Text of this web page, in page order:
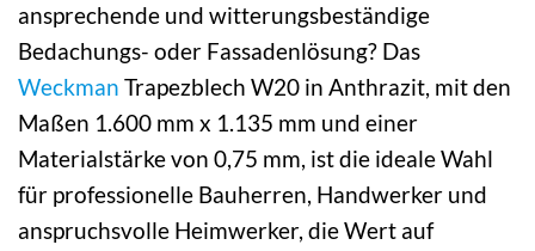
ansprechende und witterungsbeständige
Bedachungs- oder Fassadenlösung? Das
Weckman Trapezblech W20 in Anthrazit, mit den
Maßen 1.600 mm x 1.135 mm und einer
Materialstärke von 0,75 mm, ist die ideale Wahl
für professionelle Bauherren, Handwerker und
anspruchsvolle Heimwerker, die Wert auf